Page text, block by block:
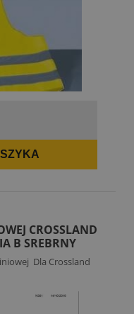
CROSSLAND
B SREBRNY
Dla Crossland